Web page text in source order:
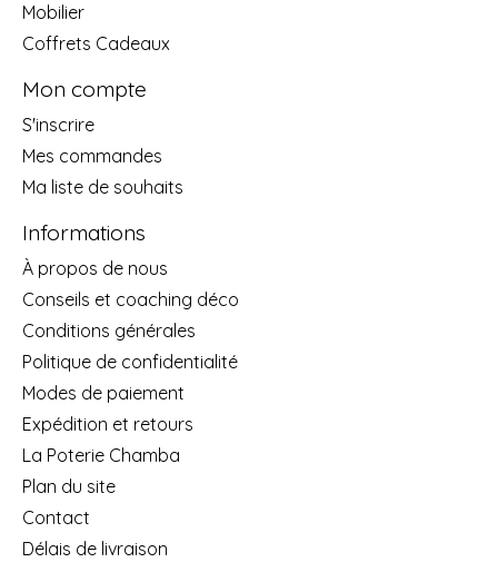
Mobilier
Coffrets Cadeaux
Mon compte
S'inscrire
Mes commandes
Ma liste de souhaits
Informations
À propos de nous
Conseils et coaching déco
Conditions générales
Politique de confidentialité
Modes de paiement
Expédition et retours
La Poterie Chamba
Plan du site
Contact
Délais de livraison